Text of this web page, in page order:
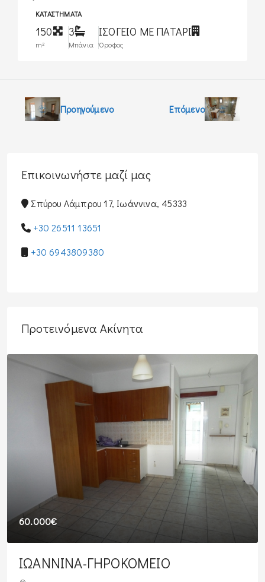
ΚΑΤΑΣΤΉΜΑΤΑ
150
m²
3
Μπάνια
ΙΣΟΓΕΙΟ ΜΕ ΠΑΤΑΡΙ
Όροφος
Προηγούμενο Επόμενο
Επικοινωνήστε μαζί μας
Σπύρου Λάμπρου 17, Ιωάννινα, 45333
+30 26511 13651
+30 6943809380
Προτεινόμενα Ακίνητα
380€
ΙΩΑΝΝΙΝΑ-ΚΕΝΤΡΟ